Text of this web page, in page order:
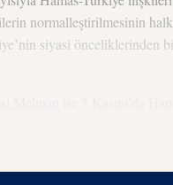
normalleştirilmesinin
siyasi